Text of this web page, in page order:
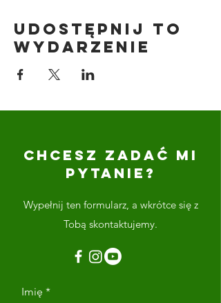
Udostępnij to
wydarzenie
CHCESZ ZADAĆ MI
PYTANIE?
Wypełnij ten formularz, a wkrótce się z
Tobą skontaktujemy.
Imię